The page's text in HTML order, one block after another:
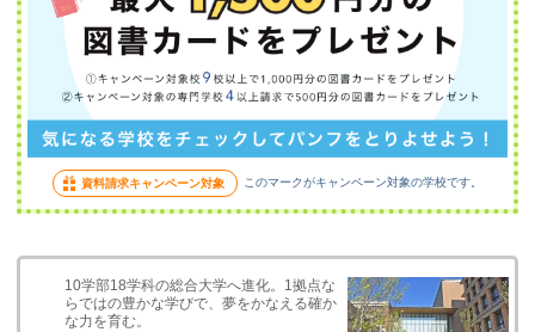
資料請求キャンペーン対象 このマークがキャンペーン対象の学校です。
10学部18学科の総合大学へ進化。1拠点な
らではの豊かな学びで、夢をかなえる確か
な力を育む。